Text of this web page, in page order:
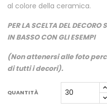
al colore della ceramica.
PER LA SCELTA DEL DECORO
IN BASSO CON GLI ESEMPI
(Non attenersi alle foto
di tutti i decori).
QUANTITÀ